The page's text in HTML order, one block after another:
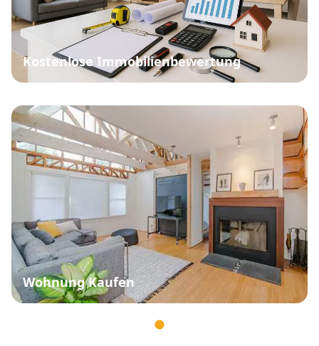
Kostenlose Immobilienbewertung
Wohnung Kaufen